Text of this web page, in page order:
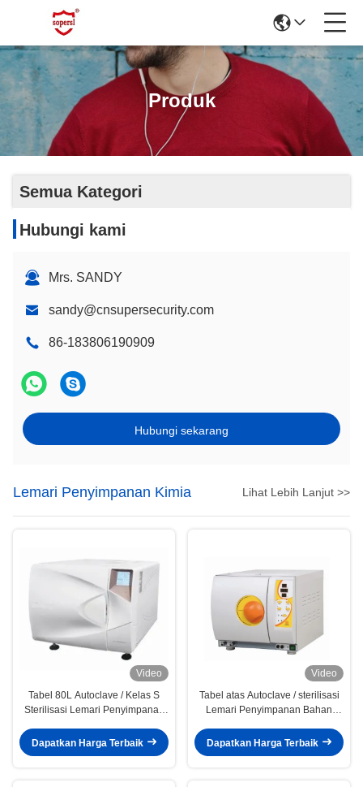
Produk
Semua Kategori
Hubungi kami
Mrs. SANDY
sandy@cnsupersecurity.com
86-183806190909
Hubungi sekarang
Lemari Penyimpanan Kimia Lihat Lebih Lanjut >>
Video
Tabel 80L Autoclave / Kelas S
Sterilisasi Lemari Penyimpanan
Dapatkan Harga Terbaik
Video
Tabel atas Autoclave / sterilisasi
Lemari Penyimpanan Bahan
Dapatkan Harga Terbaik